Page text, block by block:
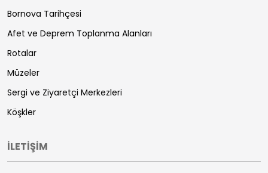
Bornova Tarihçesi
Afet ve Deprem Toplanma Alanları
Rotalar
Müzeler
Sergi ve Ziyaretçi Merkezleri
Köşkler
İLETİŞİM